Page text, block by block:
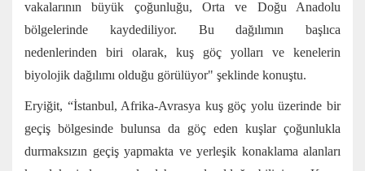
vakalarının büyük çoğunluğu, Orta ve Doğu Anadolu
bölgelerinde kaydediliyor. Bu dağılımın başlıca
nedenlerinden biri olarak, kuş göç yolları ve kenelerin
biyolojik dağılımı olduğu görülüyor" şeklinde konuştu.
Eryiğit, “İstanbul, Afrika-Avrasya kuş göç yolu üzerinde bir
geçiş bölgesinde bulunsa da göç eden kuşlar çoğunlukla
durmaksızın geçiş yapmakta ve yerleşik konaklama alanları